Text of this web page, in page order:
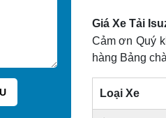
Giá Xe Tải
Cảm ơn Quý
hàng Bảng
Loại Xe